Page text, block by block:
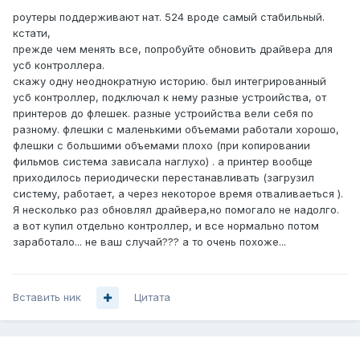
роутеры поддерживают нат. 524 вроде самый стабильный.
кстати,
прежде чем менять все, попробуйте обновить драйвера для
усб контроллера.
скажу одну неоднократную историю. был интегрированный
усб контроллер, подключал к нему разные устроийства, от
принтеров до флешек. разные устроийства вели себя по
разному. флешки с маленькими объемами работали хорошо,
флешки с большими объемами плохо (при копировании
фильмов система зависала наглухо) . а принтер вообще
приходилось периодически перестанавливать (загрузил
систему, работает, а через некоторое время отваливаеться ).
Я несколько раз обновлял драйвера,но помогало не надолго.
а вот купил отдельно контроллер, и все нормально потом
заработало... не ваш случай??? а то очень похоже...
Вставить ник Цитата